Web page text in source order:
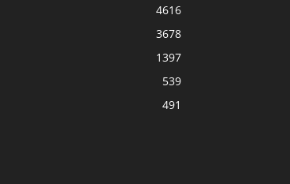
4616
3678
1397
539
491